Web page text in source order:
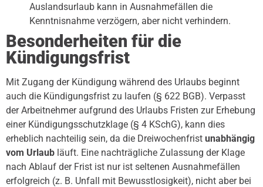
Auslandsurlaub kann in Ausnahmefällen die
Kenntnisnahme verzögern, aber nicht verhindern.
Besonderheiten für die
Kündigungsfrist
Mit Zugang der Kündigung während des Urlaubs beginnt
auch die Kündigungsfrist zu laufen (§ 622 BGB). Verpasst
der Arbeitnehmer aufgrund des Urlaubs Fristen zur Erhebung
einer Kündigungsschutzklage (§ 4 KSchG), kann dies
erheblich nachteilig sein, da die Dreiwochenfrist unabhängig
vom Urlaub läuft. Eine nachträgliche Zulassung der Klage
nach Ablauf der Frist ist nur ist seltenen Ausnahmefällen
erfolgreich (z. B. Unfall mit Bewusstlosigkeit), nicht aber bei